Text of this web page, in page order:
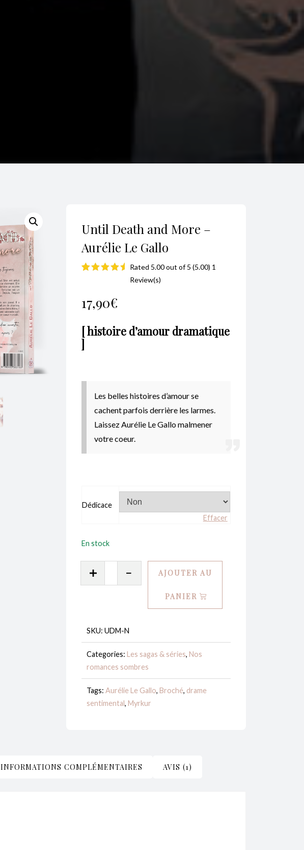
Until Death and More –
Aurélie Le Gallo
surnotation
Rated 5.00 out of 5 (5.00) 1
Review(s)
17,90€
[ histoire d’amour dramatique
]
Les belles histoires d’amour se
cachent parfois derrière les larmes.
Laissez Aurélie Le Gallo malmener
votre coeur.
Dédicace
Effacer
En stock
Death
-
Aurélie
Le
Gallo
AJOUTER AU
PANIER
SKU: UDM-N
Categories: Les sagas & séries, Nos
romances sombres
Tags: Aurélie Le Gallo, Broché, drame
sentimental, Myrkur
INFORMATIONS COMPLÉMENTAIRES AVIS (1)